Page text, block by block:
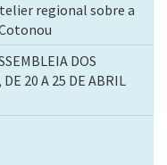
regional sobre a
DOS
20 A 25 DE ABRIL